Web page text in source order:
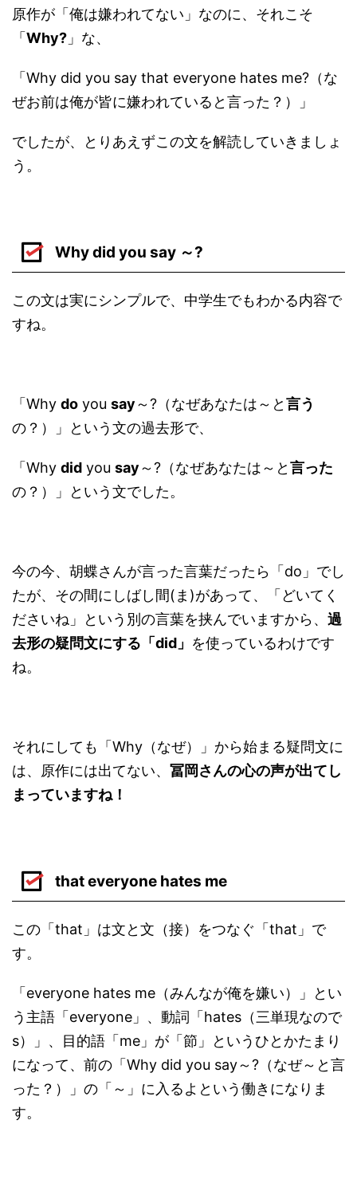
原作が「俺は嫌われてない」なのに、それこそ
「 Why? 」な、
「Why did you say that everyone hates me?（な
ぜお前は俺が皆に嫌われていると言った？）」
でしたが、とりあえずこの文を解読していきましょ
う。
Why did you say ～?
この文は実にシンプルで、中学生でもわかる内容で
すね。
「Why do you say～?（なぜあなたは～と言う
の？）」という文の過去形で、
「Why did you say～?（なぜあなたは～と言った
の？）」という文でした。
今の今、胡蝶さんが言った言葉だったら「do」でし
たが、その間にしばし間(ま)があって、「どいてく
ださいね」という別の言葉を挟んでいますから、 過
去形の疑問文にする「did」 を使っているわけです
ね。
それにしても「Why（なぜ）」から始まる疑問文に
は、原作には出てない、 冨岡さんの心の声が出てし
まっていますね！
that everyone hates me
この「that」は文と文（接）をつなぐ「that」で
す。
「everyone hates me（みんなが俺を嫌い）」とい
う主語「everyone」、動詞「hates（三単現なので
s）」、目的語「me」が「節」というひとかたまり
になって、前の「Why did you say～?（なぜ～と言
った？）」の「～」に入るよという働きになりま
す。